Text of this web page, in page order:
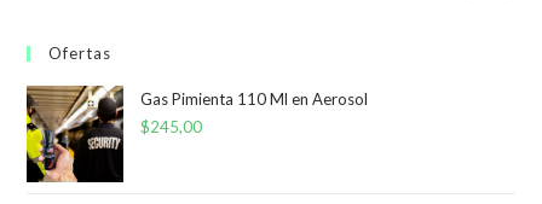
Ofertas
Gas Pimienta 110 Ml en Aerosol
$245,00